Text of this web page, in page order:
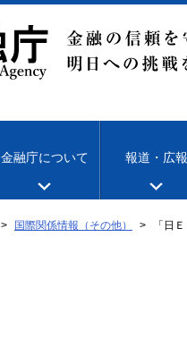
金融庁について 報道・広報
国際関係情報（その他） 「日